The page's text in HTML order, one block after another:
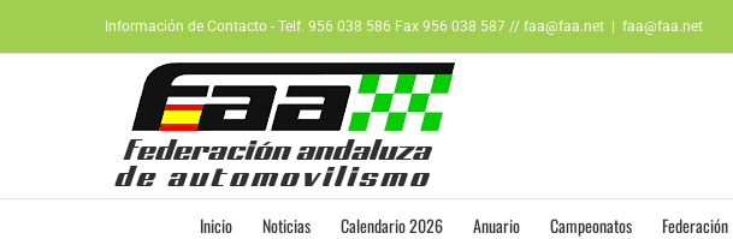
contenido
Información de Contacto - Telf. 956 038 586 Fax 956 038 587 // faa@faa.net faa@faa.net
Inicio Noticias Calendario 2026 Anuario Campeonatos Federación